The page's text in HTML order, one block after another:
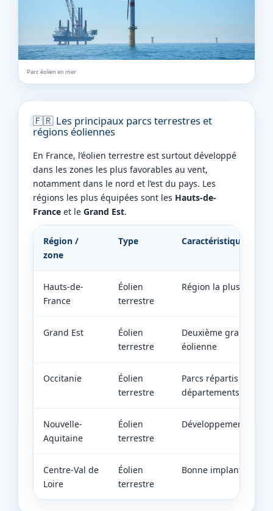
Parc éolien en mer
🇫🇷 Les principaux parcs terrestres et
régions éoliennes
En France, l’éolien terrestre est surtout développé
dans les zones les plus favorables au vent,
notamment dans le nord et l’est du pays. Les
régions les plus équipées sont les Hauts-de-
Franceet le Grand Est.
Région /
zone
Type Caractéristique
Hauts-de-
France
Éolien
terrestre
Région la plus
Grand Est
Éolien
terrestre
Deuxième grande
éolienne
Occitanie
Éolien
terrestre
Parcs répartis sur
départements
Nouvelle-
Aquitaine
Éolien
terrestre
Développement
Centre-Val de
Loire
Éolien
terrestre
Bonne implantation